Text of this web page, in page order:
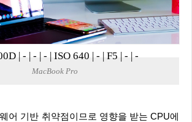
| - | - | - | ISO 640 | - | F5 | - | -
MacBook Pro
어 기반 취약점이므로 영향을 받는 CPU에